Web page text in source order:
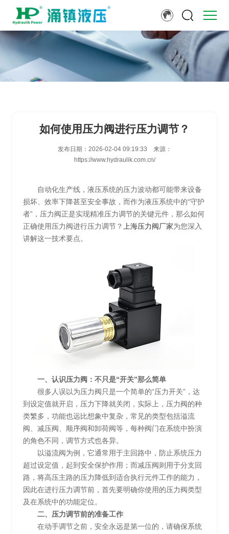
如何使用压力阀进行压力调节？
发布日期： 2026-02-04 09:19:33
来源：
https://www.hydraulik.com.cn/
自动化生产线，液压系统的压力波动都可能带来设备
损坏、效率下降甚至安全事故，而作为液压系统中的“守护
者”，压力阀正是实现精准压力调节的关键元件，那么如何
正确使用压力阀进行压力调节？
上海压力阀厂家为您深入
讲解这一技术要点。
一、认识压力阀：不只是“开关”那么简单
很多人误以为压力阀只是一个简单的“压力开关”，达
到设定值就开启，压力下降就关闭，实际上，压力阀的种
类繁多，功能也远比想象中复杂，常见的类型包括溢流
阀、减压阀、顺序阀和卸荷阀等，每种阀门在系统中扮演
的角色不同，调节方式也各异。
以溢流阀为例，它通常用于主回路中，防止系统压力
超过设定值，起到安全保护作用；而减压阀则用于分支回
路，将高压主路的压力降低到适合执行元件工作的能力，
因此在进行压力调节前，首先要明确你使用的压力阀类型
及在系统中的功能定位。
二、压力调节前的准备工作
在动手调节之前，安全永远是第一位的，请确保系统